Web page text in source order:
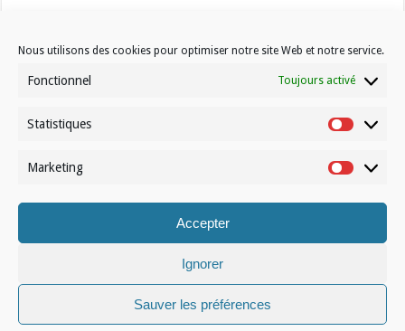
Nous utilisons des cookies pour optimiser notre site Web et notre service.
Fonctionnel Toujours activé
Statistiques
Marketing
Accepter
Ignorer
Sauver les préférences
Contactez-nous
© Volleynews.be2026
Déclaration de confidentialité
Français Nederlands